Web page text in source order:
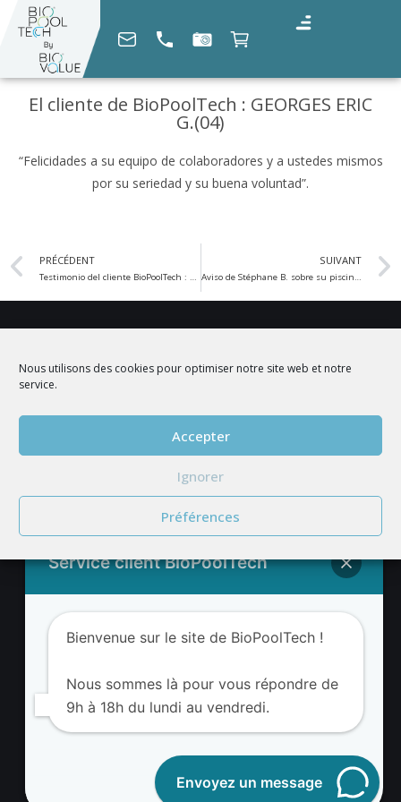
Nous utilisons des cookies pour optimiser notre site web et notre
service.
Accepter
Ignorer
Préférences
El cliente de BioPoolTech : GEORGES ERIC
G.(04)
“Felicidades a su equipo de colaboradores y a ustedes mismos
por su seriedad y su buena voluntad”.
PRÉCÉDENT
Testimonio del cliente BioPoolTech : Henri D. (71)
SUIVANT
Aviso de Stéphane B. sobre su piscina BIOPOOLTECH
REJOIGNEZ NOUS
Adresse BioValue BioPoolTech
Avenue Louis Philibert
13290 Aix-en-Provence – France
Service client BioPoolTech
Bienvenue sur le site de BioPoolTech !
Nous sommes là pour vous répondre de
9h à 18h du lundi au vendredi.
Envoyez un message